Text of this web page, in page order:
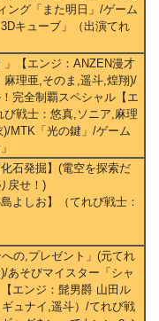
ング「また明日」/ゲーム
キューブ」（出演てれ
【エンジ：ANZEN漫才
麻理亜,そのま,遥斗,煌翔)/
完全制覇スペシャル【エ
戦士：悠真,ソニア,麻理
MTK「光の鍵」/ゲーム
石発掘】(電空を探索だ
戻せ！)
よしお】（てれび戦士：
の,プレゼント」(元てれ
あそびマイスター「シャ
エンジ：髭男爵 山田ル
ュナイ,遥斗）/てれび戦